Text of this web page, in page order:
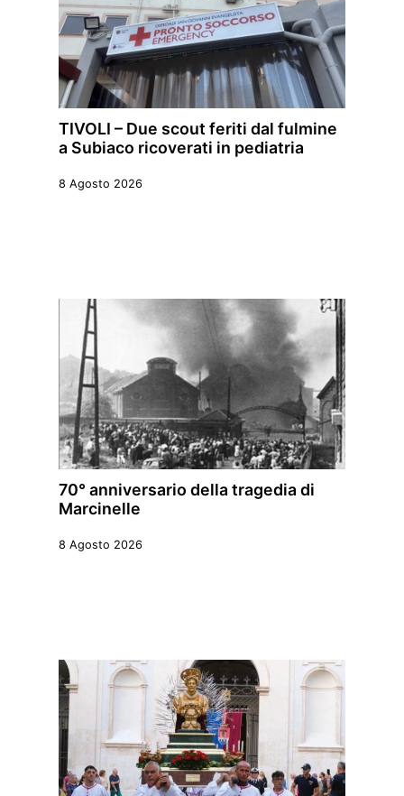
TIVOLI – Due scout feriti dal fulmine
a Subiaco ricoverati in pediatria
8 Agosto 2026
70° anniversario della tragedia di
Marcinelle
8 Agosto 2026